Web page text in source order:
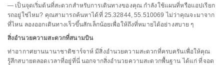
— เป็นจุดเริ่มต้นที่สะดวกสำหรับการเดินทางของคุณ กำลังใช้แผนที่หรือแอปเรียก
รถอยู่ใช่ไหม? คุณสามารถค้นหาได้ที่ 25.32844, 55.510069 ไม่ว่าคุณจะมาจาก
ที่ไหน ลองออกเดินทางเร็วขึ้นสักเล็กน้อยเพื่อให้ถึงที่หมายได้อย่างสบาย ๆ
สิ่งอำนวยความสะดวกที่สนามบิน
ท่าอากาศยานนานาชาติชาร์จาห์ มีสิ่งอำนวยความสะดวกที่ครบครันเพื่อให้คุณ
รู้สึกสบายตลอดเวลาที่อยู่ที่นี่ นอกจากสิ่งอำนวยความสะดวกพื้นฐาน ได้แก่ ที่จอด